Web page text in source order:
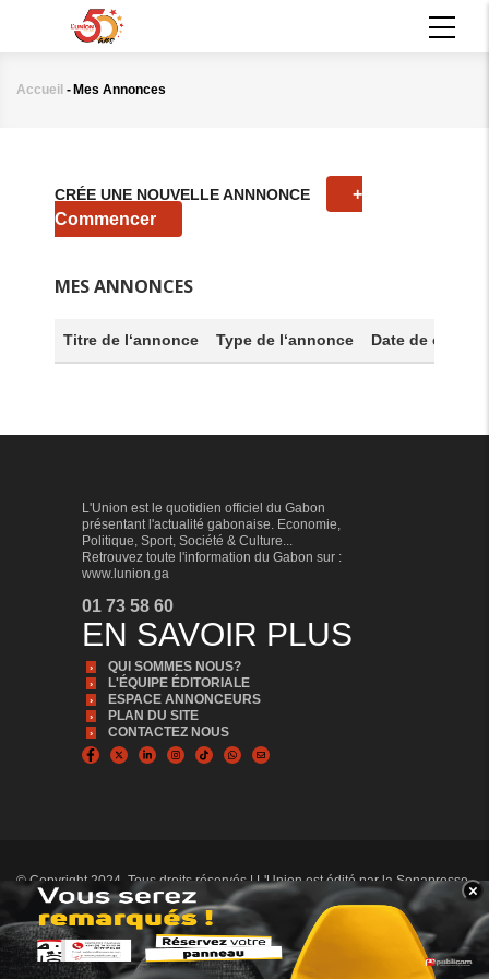
principal
Fil
Accueil - Mes Annonces
CRÉE UNE NOUVELLE ANNNONCE
+
Commencer
MES ANNONCES
Titre de l‘annonce Type de l‘annonce Date de
BANNER_BAS
×
L'Union est le quotidien officiel du Gabon
présentant l'actualité gabonaise. Economie,
Politique, Sport, Société & Culture...
Retrouvez toute l'information du Gabon sur :
www.lunion.ga
01 73 58 60
EN SAVOIR PLUS
QUI SOMMES NOUS?
L'ÉQUIPE ÉDITORIALE
ESPACE ANNONCEURS
PLAN DU SITE
CONTACTEZ NOUS
© Copyright 2024, Tous droits réservés | L'Union est édité par la Sonapresse
Plus d'infos, Plus proche de vous